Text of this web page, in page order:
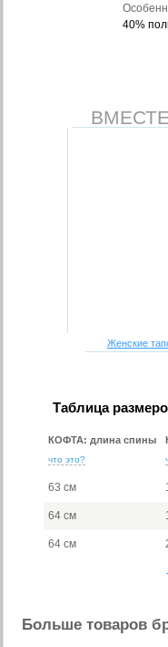
40%
Женские
Таблица
КОФТА: длина спины
что это?
63 см
64 см
64 см
Больше товаров